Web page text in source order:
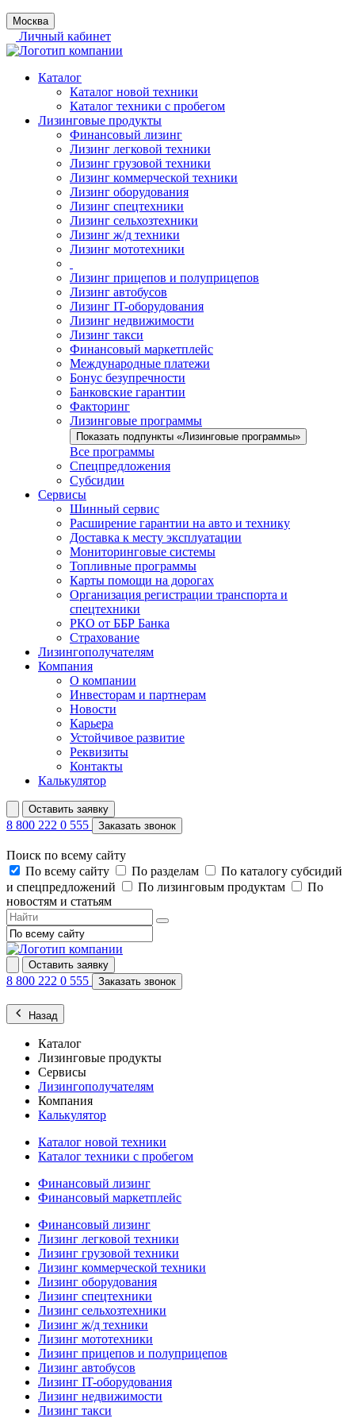
Москва
Личный кабинет
Каталог
Каталог новой техники
Каталог техники с пробегом
Лизинговые продукты
Финансовый лизинг
Лизинг легковой техники
Лизинг грузовой техники
Лизинг коммерческой техники
Лизинг оборудования
Лизинг спецтехники
Лизинг сельхозтехники
Лизинг ж/д техники
Лизинг мототехники
Лизинг прицепов и полуприцепов
Лизинг автобусов
Лизинг IT-оборудования
Лизинг недвижимости
Лизинг такси
Финансовый маркетплейс
Международные платежи
Бонус безупречности
Банковские гарантии
Факторинг
Лизинговые программы
Показать подпункты «Лизинговые программы»
Все программы
Спецпредложения
Субсидии
Сервисы
Шинный сервис
Расширение гарантии на авто и технику
Доставка к месту эксплуатации
Мониторинговые системы
Топливные программы
Карты помощи на дорогах
Организация регистрации транспорта и
спецтехники
РКО от ББР Банка
Страхование
Лизингополучателям
Компания
О компании
Инвесторам и партнерам
Новости
Карьера
Устойчивое развитие
Реквизиты
Контакты
Калькулятор
Оставить заявку
8 800 222 0 555 Заказать звонок
Поиск по всему сайту
По всему сайту
По разделам
По каталогу субсидий
и спецпредложений
По лизинговым продуктам
По
новостям и статьям
Оставить заявку
8 800 222 0 555 Заказать звонок
Назад
Каталог
Лизинговые продукты
Сервисы
Лизингополучателям
Компания
Калькулятор
Каталог новой техники
Каталог техники с пробегом
Финансовый лизинг
Финансовый маркетплейс
Финансовый лизинг
Лизинг легковой техники
Лизинг грузовой техники
Лизинг коммерческой техники
Лизинг оборудования
Лизинг спецтехники
Лизинг сельхозтехники
Лизинг ж/д техники
Лизинг мототехники
Лизинг прицепов и полуприцепов
Лизинг автобусов
Лизинг IT-оборудования
Лизинг недвижимости
Лизинг такси